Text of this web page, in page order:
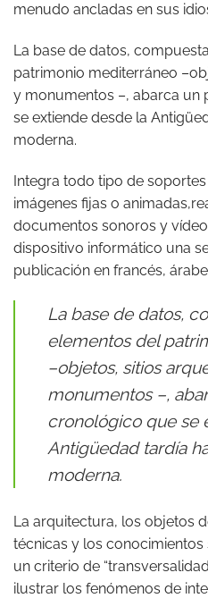
menudo ancladas en sus
La base de datos,
patrimonio mediterráneo
y monumentos –, abarca
se extiende desde la
moderna.
Integra todo tipo de
imágenes fijas o
documentos sonoros y
dispositivo informático una
publicación en francés,
La base de datos,
elementos del
–objetos, sitios
monumentos –,
cronológico que se
Antigüedad tardía
moderna.
La arquitectura, los objetos
técnicas y los
un criterio de
ilustrar los fenómenos de